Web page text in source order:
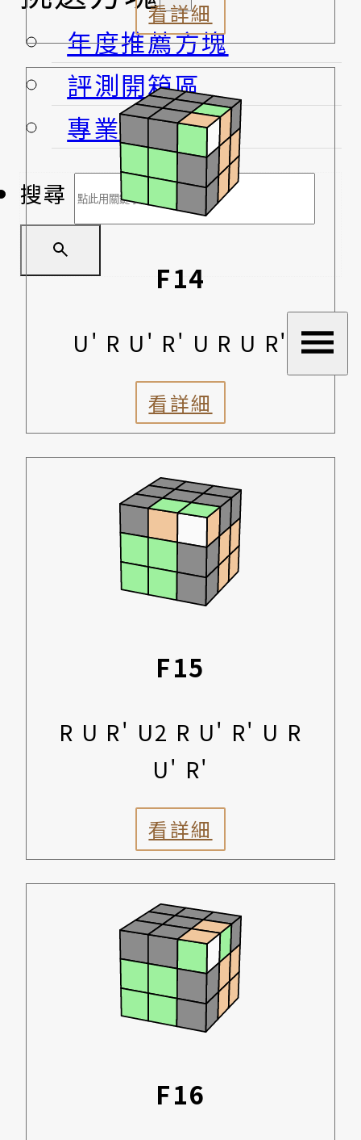
年度推薦方塊
評測開箱區
專業賣場
搜尋
看詳細
F14
U' R U' R' U R U R'
看詳細
F15
R U R' U2 R U' R' U R
U' R'
看詳細
F16